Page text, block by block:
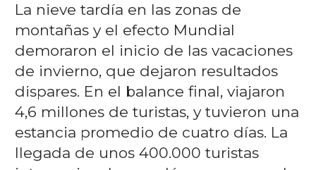
La nieve tardía en las zonas de
montañas y el efecto Mundial
demoraron el inicio de las vacaciones
de invierno, que dejaron resultados
dispares. En el balance final, viajaron
4,6 millones de turistas, y tuvieron una
estancia promedio de cuatro días. La
llegada de unos 400.000 turistas